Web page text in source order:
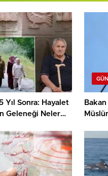
Yıl Sonra: Hayalet
Geleneği Neler